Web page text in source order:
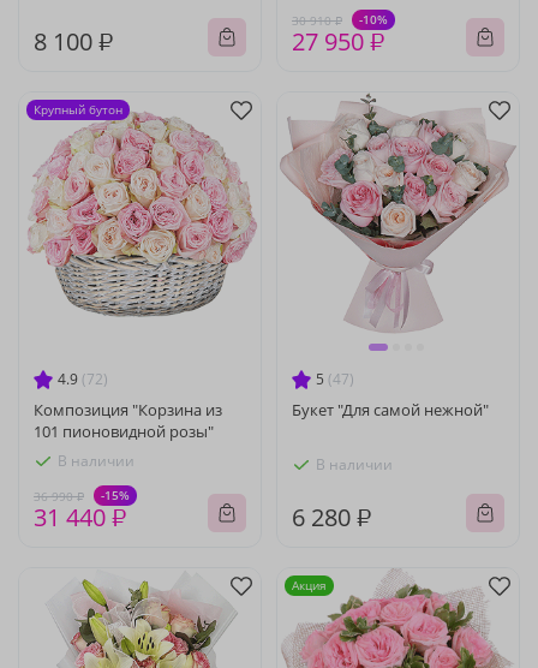
8 100 ₽
30 910 ₽ -10%
27 950 ₽
4.9 (72)
Композиция "Корзина из
101 пионовидной розы"
В наличии
36 990 ₽ -15%
31 440 ₽
Крупный бутон
5 (47)
Букет "Для самой нежной"
В наличии
6 280 ₽
Акция